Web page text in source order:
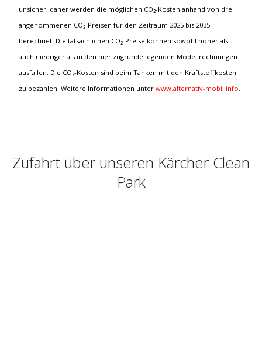
unsicher, daher werden die möglichen CO₂-Kosten anhand von drei
angenommenen CO₂-Preisen für den Zeitraum 2025 bis 2035
berechnet. Die tatsächlichen CO₂-Preise können sowohl höher als
auch niedriger als in den hier zugrundeliegenden Modellrechnungen
ausfallen. Die CO₂-Kosten sind beim Tanken mit den Kraftstoffkosten
zu bezahlen. Weitere Informationen unter www.alternativ-mobil.info.
Zufahrt über unseren Kärcher Clean
Park